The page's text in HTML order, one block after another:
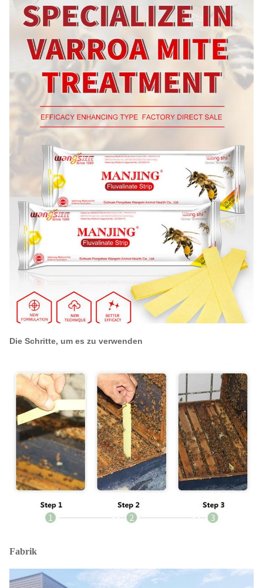
Die Schritte, um es zu verwenden
Fabrik